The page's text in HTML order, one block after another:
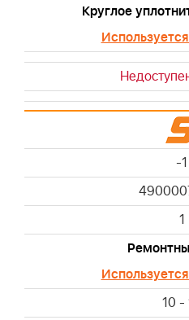
Круглое
-1
1
10 -